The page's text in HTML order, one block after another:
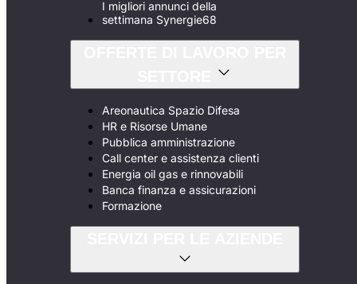
I migliori annunci della
settimana Synergie68
Areonautica Spazio Difesa
HR e Risorse Umane
Pubblica amministrazione
Call center e assistenza clienti
Energia oil gas e rinnovabili
Banca finanza e assicurazioni
Formazione